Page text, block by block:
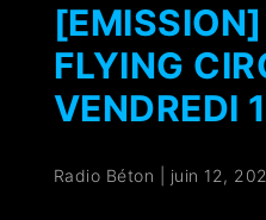
[EMISSION]
FLYING
VENDREDI
Radio Béton juin 12,